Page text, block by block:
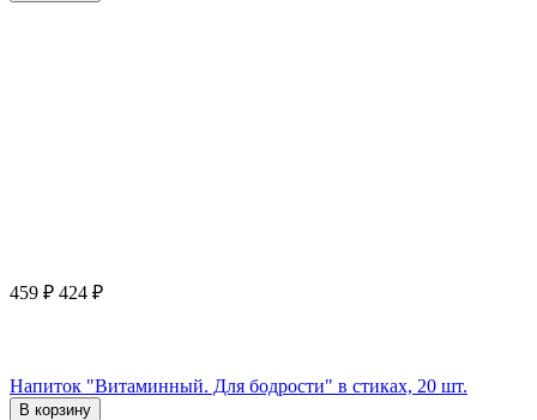
459 ₽ 424 ₽
Напиток "Витаминный. Для бодрости" в стиках, 20 шт.
В корзину